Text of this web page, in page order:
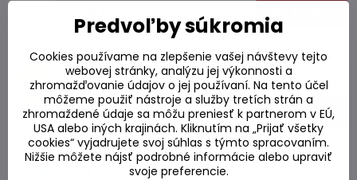
Cukríky Anytime xylitol citrón-mäta Lotte
60 g
Skladom
2,20 € Do košíka
Cukríky Anytime xylitol mlieko- mäta Lotte
Predvoľby súkromia
Cookies používame na zlepšenie vašej návštevy tejto
webovej stránky, analýzu jej výkonnosti a
zhromažďovanie údajov o jej používaní. Na tento účel
môžeme použiť nástroje a služby tretích strán a
zhromaždené údaje sa môžu preniesť k partnerom v EÚ,
USA alebo iných krajinách. Kliknutím na „Prijať všetky
cookies“ vyjadrujete svoj súhlas s týmto spracovaním.
Nižšie môžete nájsť podrobné informácie alebo upraviť
svoje preferencie.